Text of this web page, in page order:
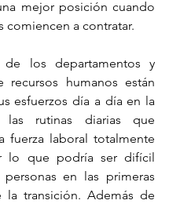
mejor posición cuando
comiencen a contratar.
de los departamentos y
recursos humanos están
esfuerzos día a día en la
las rutinas diarias que
fuerza laboral totalmente
lo que podría ser difícil
personas en las primeras
la transición. Además de